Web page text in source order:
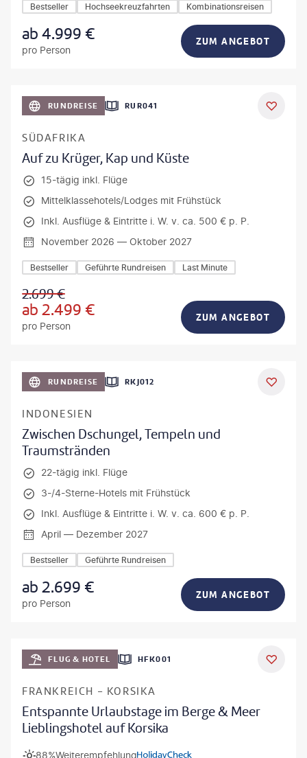
Bestseller Hochseekreuzfahrten Kombinationsreisen
ab4.999 €
pro Person
ZUM ANGEBOT
DEAL
RUNDREISE RUR041
SÜDAFRIKA
Auf zu Krüger, Kap und Küste
15-tägig inkl. Flüge
Mittelklassehotels/Lodges mit Frühstück
Inkl. Ausflüge & Eintritte i. W. v. ca. 500 € p. P.
November 2026 — Oktober 2027
Bestseller Geführte Rundreisen Last Minute
2.699€
ab2.499 €
pro Person
ZUM ANGEBOT
RUNDREISE RKJ012
INDONESIEN
Zwischen Dschungel, Tempeln und
Traumstränden
22-tägig inkl. Flüge
3-/4-Sterne-Hotels mit Frühstück
Inkl. Ausflüge & Eintritte i. W. v. ca. 600 € p. P.
April — Dezember 2027
Bestseller Geführte Rundreisen
ab2.699 €
pro Person
ZUM ANGEBOT
DEAL
FLUG & HOTEL HFK001
FRANKREICH - KORSIKA
Entspannte Urlaubstage im Berge & Meer
Lieblingshotel auf Korsika
Weiterempfehlung
88%